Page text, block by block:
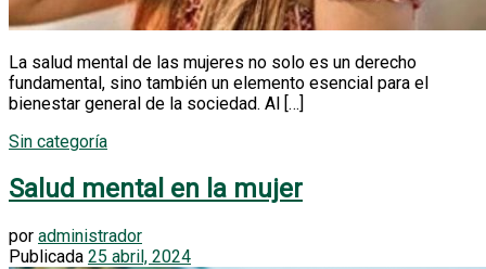
La salud mental de las mujeres no solo es un derecho
fundamental, sino también un elemento esencial para el
bienestar general de la sociedad. Al […]
Sin categoría
Salud mental en la mujer
por administrador
Publicada 25 abril, 2024